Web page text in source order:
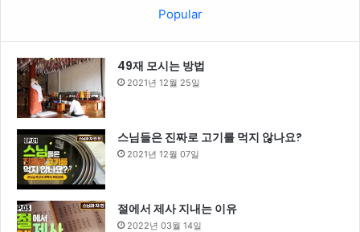
Popular
49재 모시는 방법
2021년 12월 25일
스님들은 진짜로 고기를 먹지 않나요?
2021년 12월 07일
절에서 제사 지내는 이유
2022년 03월 14일